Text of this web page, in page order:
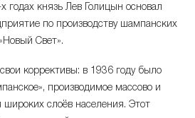
₽ +1.38%
₽
₽ +7.63%
₽ +1.84%
годах князь Лев Голицын основал
по производству шампанских
Свет».
коррективы: в 1936 году было
производимое массово и
слоёв населения. Этот